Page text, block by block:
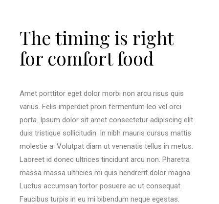
The timing is right
for comfort food
Amet porttitor eget dolor morbi non arcu risus quis
varius. Felis imperdiet proin fermentum leo vel orci
porta. Ipsum dolor sit amet consectetur adipiscing elit
duis tristique sollicitudin. In nibh mauris cursus mattis
molestie a. Volutpat diam ut venenatis tellus in metus.
Laoreet id donec ultrices tincidunt arcu non. Pharetra
massa massa ultricies mi quis hendrerit dolor magna.
Luctus accumsan tortor posuere ac ut consequat.
Faucibus turpis in eu mi bibendum neque egestas.